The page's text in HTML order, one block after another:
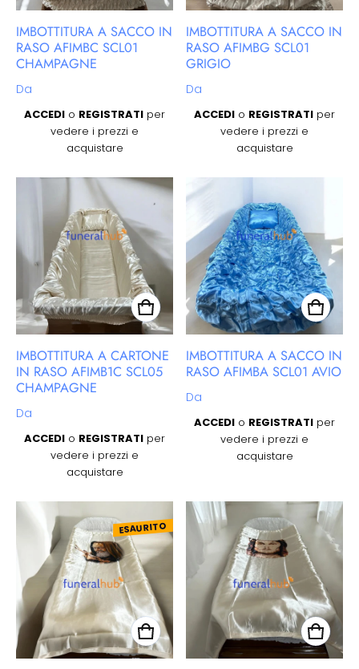
IMBOTTITURA A SACCO IN
RASO AFIMBC SCL01
CHAMPAGNE
Prezzo regolare
Da
ACCEDI o REGISTRATI per
vedere i prezzi e
acquistare
IMBOTTITURA A SACCO IN
RASO AFIMBG SCL01
GRIGIO
Prezzo regolare
Da
ACCEDI o REGISTRATI per
vedere i prezzi e
acquistare
IMBOTTITURA A CARTONE
IN RASO AFIMB1C SCL05
CHAMPAGNE
Prezzo regolare
Da
ACCEDI o REGISTRATI per
vedere i prezzi e
acquistare
IMBOTTITURA A SACCO IN
RASO AFIMBA SCL01 AVIO
Prezzo regolare
Da
ACCEDI o REGISTRATI per
vedere i prezzi e
acquistare
ESAURITO